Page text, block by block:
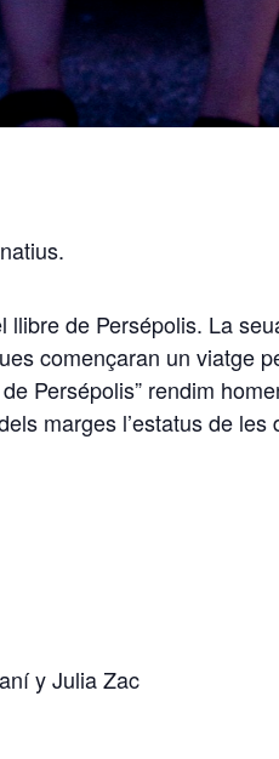
de Persépolis. La
començaran un viatge
Persépolis” rendim
marges l’estatus de
y Julia Zac